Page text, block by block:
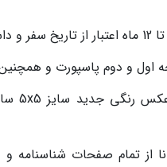
اول و دوم پاسپورت و
از تمام صفحات شناسنامه